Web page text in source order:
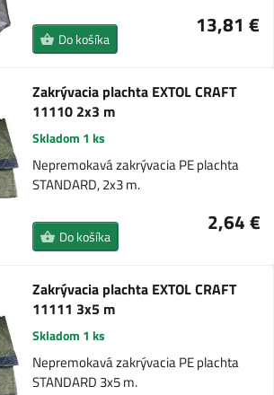
13,81 €
Do košíka
Zakrývacia plachta EXTOL CRAFT
11110 2x3 m
Skladom 1 ks
Nepremokavá zakrývacia PE plachta
STANDARD, 2x3 m.
2,64 €
Do košíka
Zakrývacia plachta EXTOL CRAFT
11111 3x5 m
Skladom 1 ks
Nepremokavá zakrývacia PE plachta
STANDARD 3x5 m.